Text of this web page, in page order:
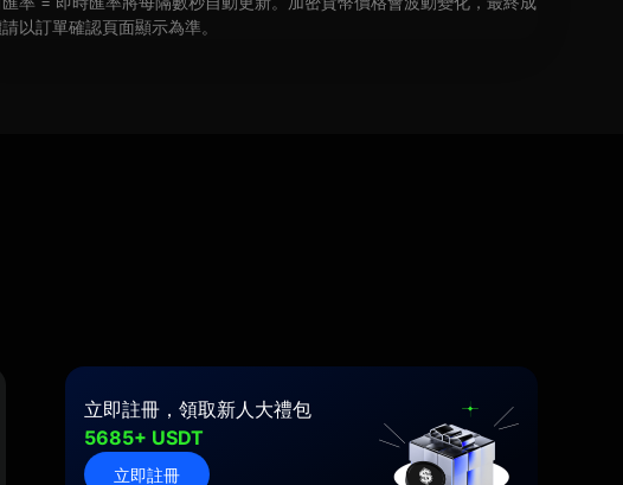
以訂單確認頁面顯示為準。
立即註冊，領取新人大禮包
5685+ USDT
立即註冊